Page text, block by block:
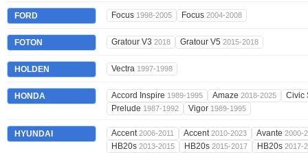
FORD Focus 1998-2005 Focus 2004-2008
FOTON Gratour V3 2018 Gratour V5 2015-2018
HOLDEN Vectra 1997-1998
HONDA Accord Inspire 1989-1995 Amaze 2018-2025
Civic
Prelude 1987-1992 Vigor 1989-1995
HYUNDAI Accent2006-2011 Accent2010-2023 Avante 2000-
HB20s 2013-2015 HB20s 2015-2017 HB20s 2017-